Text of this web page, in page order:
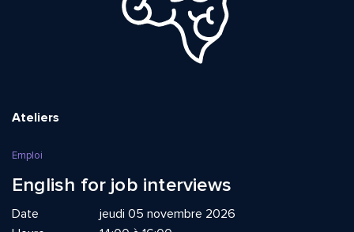
Ateliers
Emploi
English for job interviews
Date
jeudi 05 novembre 2026